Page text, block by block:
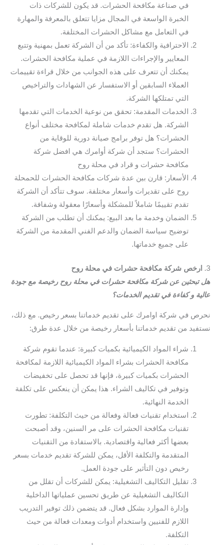
في صناعة مكافحة الحشرات. قد يكون للشركات ذات
الخبرة الواسعة في المجال مزايا تتعلق بالمعرفة والمهارة
في التعامل مع مشاكل الحشرات المختلفة.
الاحترافية والكفاءة: تأكد من أن الشركة تعمل بمهنية وتتبع
المعايير والإجراءات اللازمة في عملية مكافحة الحشرات.
يمكنك أن تتعرف على هذه الجوانب من خلال قراءة تقييمات
العملاء السابقين أو الاستفسار عن الشهادات والتراخيص
التي تمتلكها الشركة.
الخدمات المقدمة: تحقق من نوعية الخدمات التي تقدمها
الشركة. هل تقدم خدمات شاملة لمكافحة مختلف أنواع
الحشرات؟ هل توفر برامج صيانة دورية للوقاية من
الحشرات؟ ستجد أن شركة أوامرك هي افضل شركة
مكافحة حشرات و قراد في محلة روح
الأسعار: قارن بين عدة شركات مكافحة الحشرات للحمحلة
روح على تقديرات وأسعار مختلفة. سوف تتأكد أن الشركة
تقدم تقييمًا شاملاً للمشكلة وأسعارًا معقولة وشفافة.
الضمان وخدمة ما بعد البيع: يمكنك أن تطلب من الشركة
توضيح سياسة الضمان والدعم الفني المقدمة من الشركة
على جميع خدماتها.
3.
ارخص شركة مكافحة حشرات في محلة روح
هل تبحثين عن شركة مكافحة حشرات في محلة روح رخيصة مع جودة
عالية و كفاءة في تقديم الخدمات؟
نحرص في شركة اوامرك على تقديم خدماتنا بسعر رخيص. مع ذلك،
نستفيد من تقديم خدماتنا بأسعار رخيصة من خلال عدة طرق:
شراء المواد الكيميائية بكميات كبيرة: عندما تقوم شركة
مكافحة الحشرات بشراء المواد الكيميائية اللازمة لمكافحة
الحشرات بكميات كبيرة، فإنها قد تحصل على تخفيضات
وتوفير في تكاليف الشراء. هذا يمكن أن ينعكس على تكلفة
الخدمة النهائية.
استخدام تقنيات فعالة وفعالة من حيث التكلفة: تطورت
تقنيات مكافحة الحشرات على مر السنين، وقد أصبحت
بعضها أكثر فعالية واقتصادية. بالاستفادة من التقنيات
المتقدمة والتكلفة الأقل، يمكن للشركة تقديم خدمات بسعر
رخيص دون التأثير على جودة العمل.
تقليل التكاليف التشغيلية: يمكن للشركات أن تقلل من
التكاليف التشغيلية عن طريق تحسين عملياتها الداخلية
وإدارة الموارد بشكل فعال. قد يتضمن ذلك توفير التدريب
اللازم للفنيين واستخدام أدوات ومعدات فعالة من حيث
التكلفة.